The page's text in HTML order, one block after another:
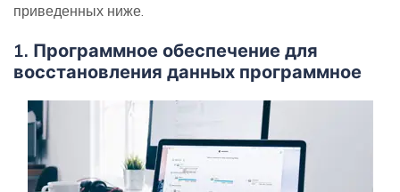
приведенных ниже.
1. Программное обеспечение для
восстановления данных программное